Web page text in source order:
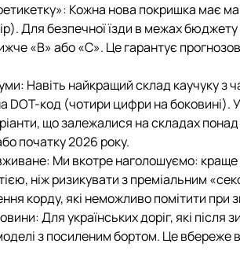
Кожна нова покришка має
Для безпечної їзди в межах
«B» або «C». Це гарантує
Навіть найкращий склад каучуку з
DOT-код (чотири цифри на боковині).
що залежалися на складах
початку 2026 року.
Ми вкотре наголошуємо: краще
ніж ризикувати з преміальним
корду, які неможливо помітити при
Для українських доріг, які після
з посиленим бортом. Це вбереже